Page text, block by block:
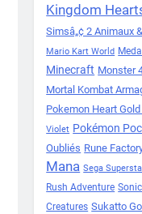
Kingdom
Simsâ„¢ 2 Animaux
Mario Kart World
Minecraft Monster
Mortal Kombat
Pokemon Heart
Violet Pokémon
Oubliés Rune
Mana Sega
Rush Adventure
Creatures Sukatto